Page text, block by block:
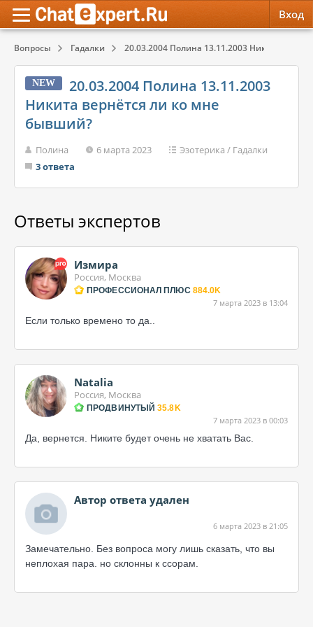
Вход
Вопросы Гадалки 20.03.2004 Полина 13.11.2003 Никита
NEW
20.03.2004 Полина 13.11.2003
Никита вернётся ли ко мне
бывший?
Полина 6 марта 2023 Эзотерика / Гадалки
3 ответа
Ответы экспертов
Измира
Россия, Москва
ПРОФЕССИОНАЛ ПЛЮС 884.0K
7 марта 2023 в 13:04
Если только времено то да..
Natalia
Россия, Москва
ПРОДВИНУТЫЙ 35.8K
7 марта 2023 в 00:03
Да, вернется. Никите будет очень не хватать Вас.
Автор ответа удален
6 марта 2023 в 21:05
Замечательно. Без вопроса могу лишь сказать, что вы
неплохая пара. но склонны к ссорам.
Психология
Эзотерика
Красота, Здоровье
Психология
Эзотерика
Красота, Здоровье
Обратная связь
Служба поддержки
Правила сервиса